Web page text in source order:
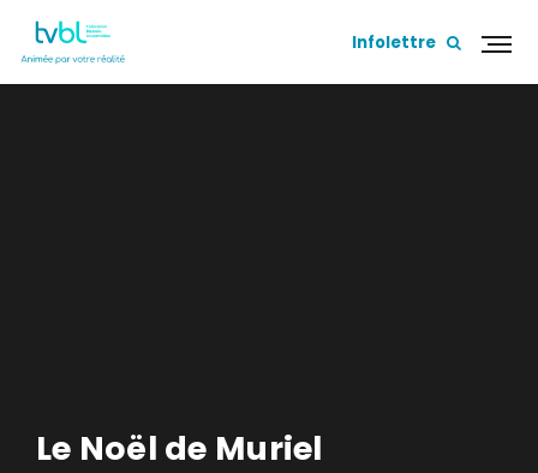
Infolettre
Le Noël de Muriel